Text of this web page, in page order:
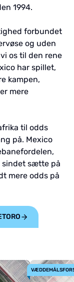
1994.
forbundet
og uden
os til den rene
har spillet,
kampen,
mere
til odds
på. Mexico
sindet sætte på
mere odds på